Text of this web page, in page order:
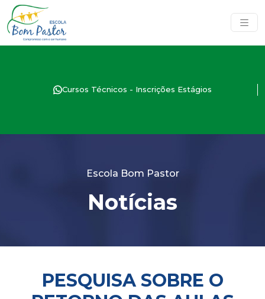
Cursos Técnicos - Inscrições Estágios
Escola Bom Pastor
Notícias
PESQUISA SOBRE O